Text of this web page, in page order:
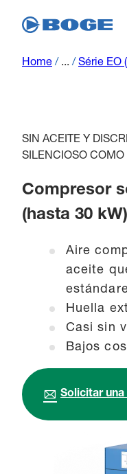
Home / ... / Série EO
SIN ACEITE Y
SILENCIOSO
Compresor
(hasta 30 kW)
Aire
aceite
Huella
Casi sin
Bajos
Solicitar